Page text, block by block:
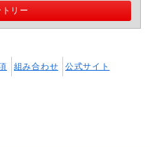
リー
組み合わせ 公式サイト